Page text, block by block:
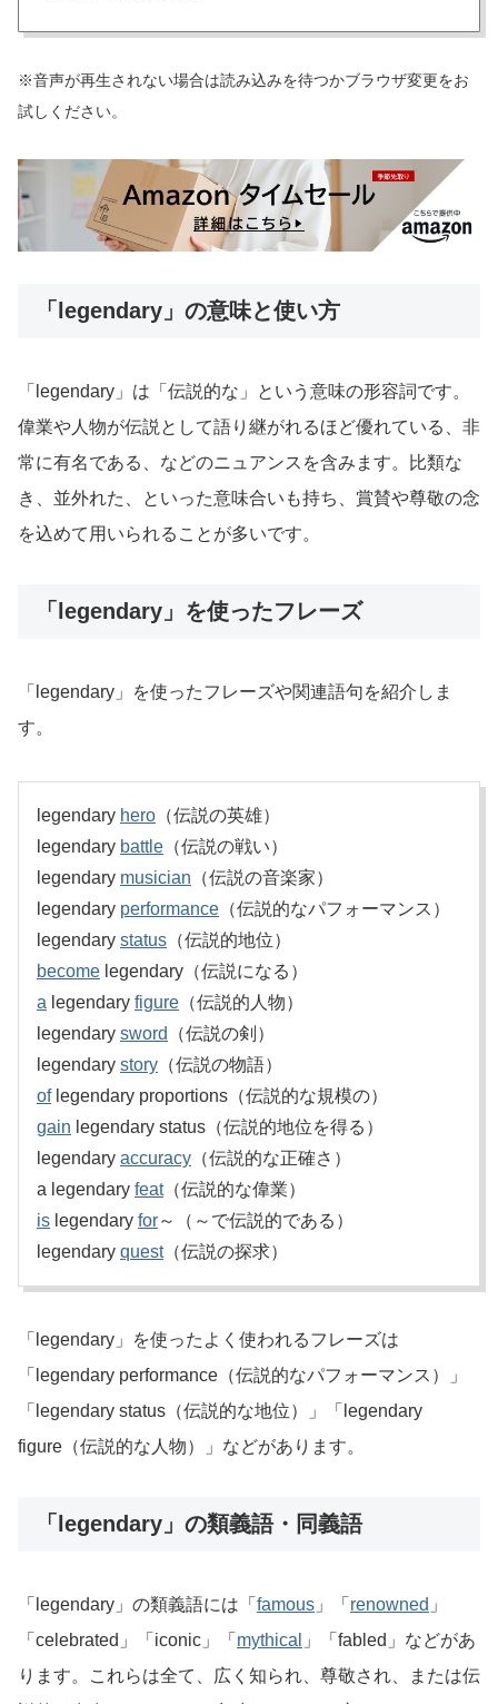
※音声が再生されない場合は読み込みを待つかブラウザ変更をお
試しください。
「legendary」の意味と使い方
「legendary」は「伝説的な」という意味の形容詞です。
偉業や人物が伝説として語り継がれるほど優れている、非
常に有名である、などのニュアンスを含みます。比類な
き、並外れた、といった意味合いも持ち、賞賛や尊敬の念
を込めて用いられることが多いです。
「legendary」を使ったフレーズ
「legendary」を使ったフレーズや関連語句を紹介しま
す。
legendary hero （伝説の英雄）
legendary battle （伝説の戦い）
legendary musician （伝説の音楽家）
legendary performance （伝説的なパフォーマンス）
legendary status （伝説的地位）
become legendary（伝説になる）
a legendary figure （伝説的人物）
legendary sword
（伝説の剣）
legendary story （伝説の物語）
oflegendary proportions（伝説的な規模の）
gain legendary status（伝説的地位を得る）
legendary accuracy （伝説的な正確さ）
a legendary feat（伝説的な偉業）
is legendary for～（～で伝説的である）
legendary quest（伝説の探求）
「legendary」を使ったよく使われるフレーズは
「legendary performance（伝説的なパフォーマンス）」
「legendary status（伝説的な地位）」「legendary
figure（伝説的な人物）」などがあります。
「legendary」の類義語・同義語
「legendary」の類義語には「 famous 」「 renowned 」
「celebrated」「iconic」「 mythical
」「fabled」などがあ
ります。これらは全て、広く知られ、尊敬され、または伝